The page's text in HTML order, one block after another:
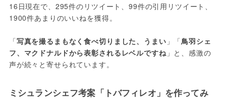
16日現在で、295件のリツイート、99件の引用リツイート、
1900件あまりのいいねを獲得。
「写真を撮るまもなく食べ切りました、うまい 」「鳥羽シェ
フ、マクドナルドから表彰されるレベルですね 」と、感激の
声が続々と寄せられています。
ミシュランシェフ考案「トバフィレオ」を作ってみ